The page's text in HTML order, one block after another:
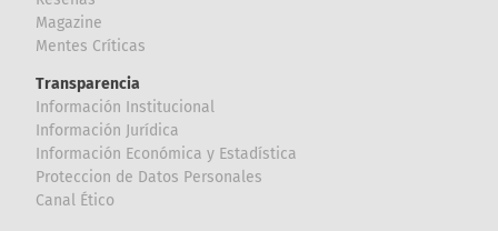
Magazine
Mentes Críticas
Transparencia
Información Institucional
Información Jurídica
Información Económica y Estadística
Proteccion de Datos Personales
Canal Ético